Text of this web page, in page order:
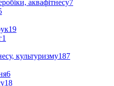
аквафітнесу7
19
1
культуризму187
6
18